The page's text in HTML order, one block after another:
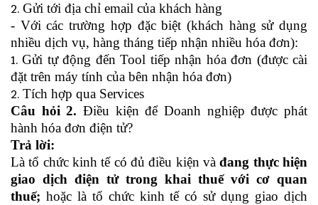
Gửi tới địa chỉ email của khách hàng
- Với các trường hợp đặc biệt (khách hàng sử dụng
nhiều dịch vụ, hàng tháng tiếp nhận nhiều hóa đơn):
Gửi tự động đến Tool tiếp nhận hóa đơn (được cài
đặt trên máy tính của bên nhận hóa đơn)
Tích hợp qua Services
Câu hỏi 2. Điều kiện để Doanh nghiệp được phát
hành hóa đơn điện tử?
Trả lời:
Là tổ chức kinh tế có đủ điều kiện vàđang thực hiện
giao dịch điện tử trong khai thuế với cơ quan
thuế; hoặc là tổ chức kinh tế có sử dụng giao dịch